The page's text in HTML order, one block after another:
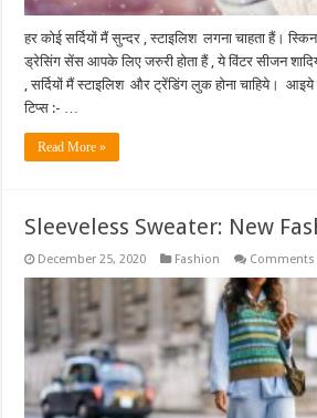
हर कोई सर्दियों मैं सुन्दर , स्टाइलिश लगना चाहता हैं।
ड्रेसिंग सेंस आपके लिए जरुरी होता हैं , ये विंटर सीजन
, सर्दियों मैं स्टाइलिश और ट्रेंडिंग लुक होना चाहिये।
टिप्स :- …
Read More »
Sleeveless Sweater: New
December 25, 2020 Fashion Comments